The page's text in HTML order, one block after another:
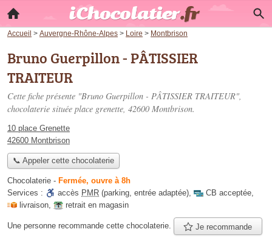
Accueil > Auvergne-Rhône-Alpes > Loire > Montbrison
Bruno Guerpillon - PÂTISSIER
TRAITEUR
Cette fiche présente "Bruno Guerpillon - PÂTISSIER TRAITEUR",
chocolaterie située place grenette, 42600 Montbrison.
10 place Grenette
42600 Montbrison
📞 Appeler cette chocolaterie
Chocolaterie - Fermée, ouvre à 8h
Services :
accès PMR (parking, entrée adaptée), CB acceptée,
livraison, retrait en magasin
Une personne recommande cette chocolaterie. Je recommande